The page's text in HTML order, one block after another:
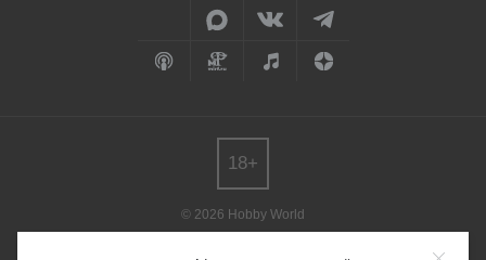
© 2026 Hobby World
18+